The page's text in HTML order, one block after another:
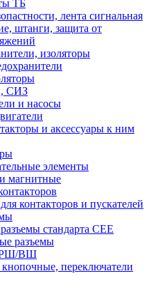
ТБ
лента сигнальная
штанги, защита от
изоляторы
СИЗ
и насосы
и аксессуары к ним
элементы
магнитные
контакторов и пускателей
стандарта СЕЕ
разъемы
РШ/ВШ
переключатели